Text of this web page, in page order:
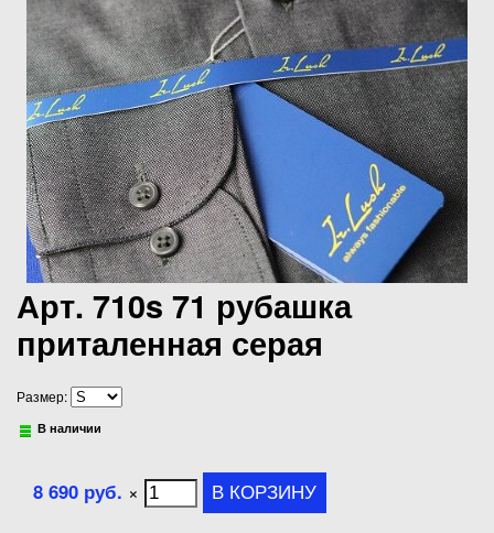
Арт. 710s 71 рубашка
приталенная серая
Размер:
В наличии
8 690 руб. ×